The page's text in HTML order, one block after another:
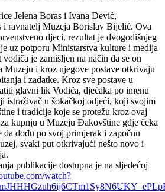
Jelena Boras i Ivana Dević,
i ravnatelj Muzeja Borislav Bijelić. Ova
djeci, rezultat je dvogodišnjeg
uz potporu Ministarstva kulture i medija
je zamišljen na način da se on
Muzeju i kroz njegove postave otkrivaju
i zadatke. Kroz sve postave u
glavni lik Vodiča, dječaka po imenu
istraživač u šokačkoj odjeći, koji svojim
i tradicije koje se protežu kroz ovaj
kupnju u Muzeju Đakovštine gdje čeka
dođu po svoj primjerak i započnu
svaki put otkrivajući nešto novo i
publikacije dostupna je na sljedećoj
watch?